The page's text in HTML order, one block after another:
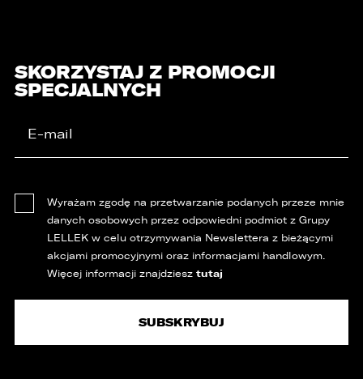
SKORZYSTAJ Z PROMOCJI
SPECJALNYCH
Wyrażam zgodę na przetwarzanie podanych przeze mnie
danych osobowych przez odpowiedni podmiot z Grupy
LELLEK w celu otrzymywania Newslettera z bieżącymi
akcjami promocyjnymi oraz informacjami handlowym.
Więcej informacji znajdziesz tutaj